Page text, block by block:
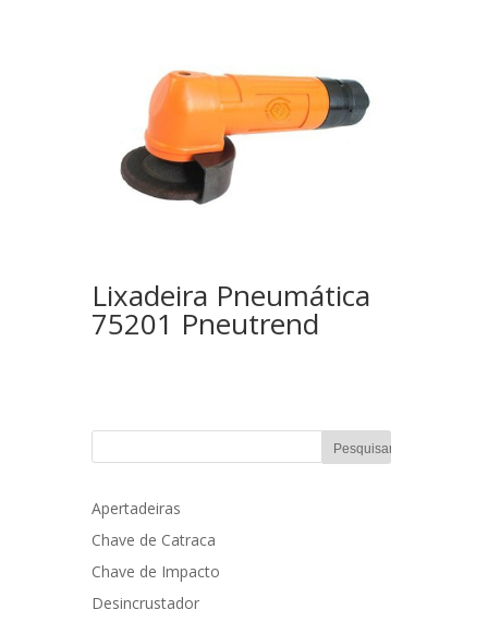
Lixadeira Pneumática
75201 Pneutrend
Apertadeiras
Chave de Catraca
Chave de Impacto
Desincrustador